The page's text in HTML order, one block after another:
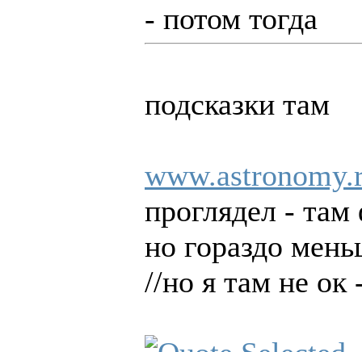
- потом тогда
подсказки там
проглядел - там
но гораздо
//но я там не ок